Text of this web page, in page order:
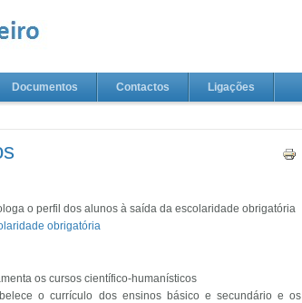
Documentos Contactos Ligações
o perfil dos alunos à saída da escolaridade obrigatória
obrigatória
os cursos científico-humanísticos
o currículo dos ensinos básico e secundário e os